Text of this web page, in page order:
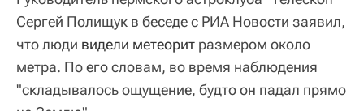
Сергей Полищук в беседе с РИА Новости заявил,
что люди видели метеорит размером около
метра. По его словам, во время наблюдения
"складывалось ощущение, будто он падал прямо